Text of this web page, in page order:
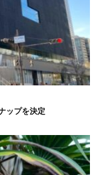
ップを決定